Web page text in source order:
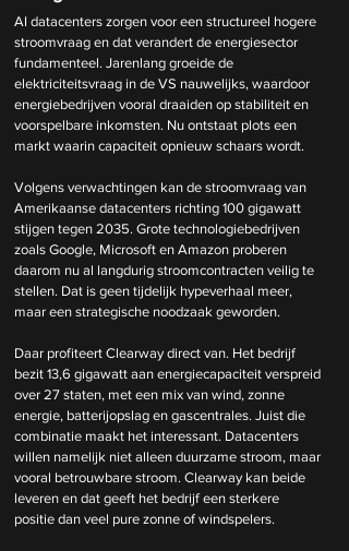
AI datacenters zorgen voor een structureel hogere
stroomvraag en dat verandert de energiesector
fundamenteel. Jarenlang groeide de
elektriciteitsvraag in de VS nauwelijks, waardoor
energiebedrijven vooral draaiden op stabiliteit en
voorspelbare inkomsten. Nu ontstaat plots een
markt waarin capaciteit opnieuw schaars wordt.
Volgens verwachtingen kan de stroomvraag van
Amerikaanse datacenters richting 100 gigawatt
stijgen tegen 2035. Grote technologiebedrijven
zoals Google, Microsoft en Amazon proberen
daarom nu al langdurig stroomcontracten veilig te
stellen. Dat is geen tijdelijk hypeverhaal meer,
maar een strategische noodzaak geworden.
Daar profiteert Clearway direct van. Het bedrijf
bezit 13,6 gigawatt aan energiecapaciteit verspreid
over 27 staten, met een mix van wind, zonne
energie, batterijopslag en gascentrales. Juist die
combinatie maakt het interessant. Datacenters
willen namelijk niet alleen duurzame stroom, maar
vooral betrouwbare stroom. Clearway kan beide
leveren en dat geeft het bedrijf een sterkere
positie dan veel pure zonne of windspelers.